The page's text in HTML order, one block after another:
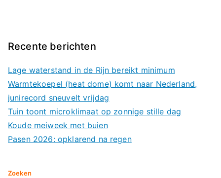
Recente berichten
Lage waterstand in de Rijn bereikt minimum
Warmtekoepel (heat dome) komt naar Nederland,
junirecord sneuvelt vrijdag
Tuin toont microklimaat op zonnige stille dag
Koude meiweek met buien
Pasen 2026: opklarend na regen
Zoeken